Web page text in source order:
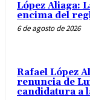
López Aliaga:
encima del
6 de agosto de 2026
Rafael López
renuncia de
candidatura a